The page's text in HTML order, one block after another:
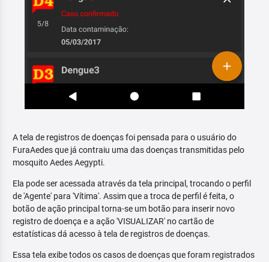
A tela de registros de doenças foi pensada para o usuário do
FuraAedes que já contraiu uma das doenças transmitidas pelo
mosquito Aedes Aegypti.
Ela pode ser acessada através da tela principal, trocando o perfil
de 'Agente' para 'Vítima'. Assim que a troca de perfil é feita, o
botão de ação principal torna-se um botão para inserir novo
registro de doença e a ação 'VISUALIZAR' no cartão de
estatísticas dá acesso à tela de registros de doenças.
Essa tela exibe todos os casos de doenças que foram registrados